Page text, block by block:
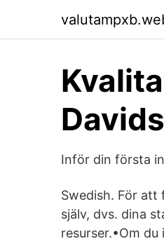
Inför din första
Swedish. För att
själv, dvs. dina
resurser.•Om